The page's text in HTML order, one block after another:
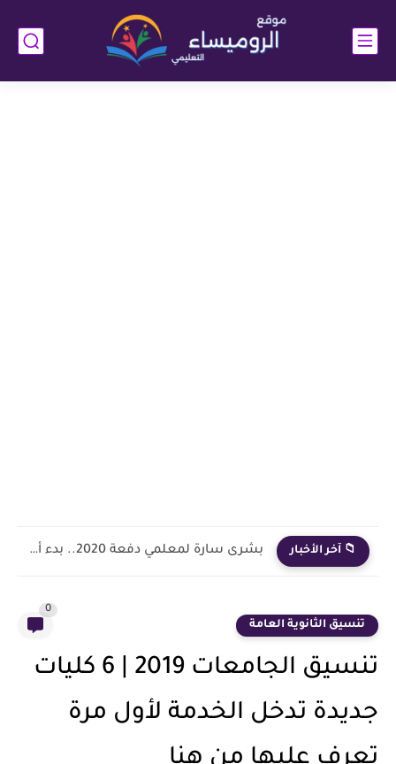
📁 آخر الأخبار بشرى سارة لمعلمي دفعة 2020.. بدء أول خطوة رسمية في...
تنسيق الثانوية العامة
0
تنسيق الجامعات 2019 | 6 كليات
جديدة تدخل الخدمة لأول مرة